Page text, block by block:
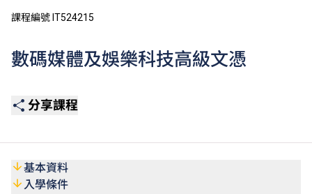
課程編號 IT524215
數碼媒體及娛樂科技高級文憑
分享課程
基本資料
入學條件